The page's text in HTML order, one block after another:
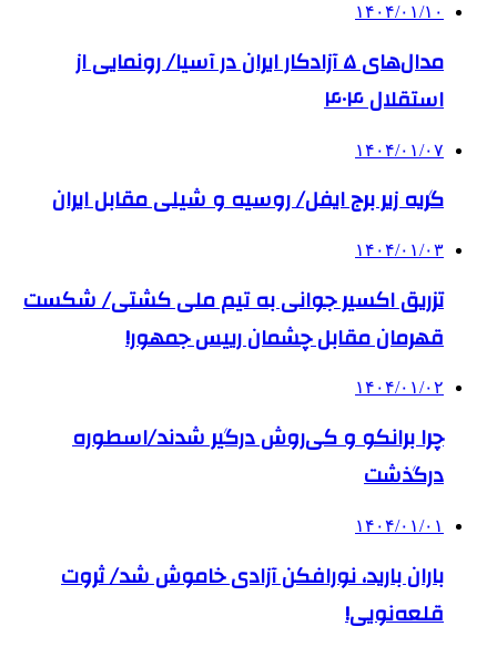
۱۴۰۴/۰۱/۱۰
مدال‌های ۵ آزادکار ایران در آسیا/ رونمایی از
استقلال ۴۰۴
۱۴۰۴/۰۱/۰۷
گریه زیر برج ایفل/ روسیه و شیلی مقابل ایران
۱۴۰۴/۰۱/۰۳
تزریق اکسیر جوانی به تیم ملی کشتی/ شکست
قهرمان مقابل چشمان رییس جمهور!
۱۴۰۴/۰۱/۰۲
چرا برانکو و کی‌روش درگیر شدند/اسطوره
درگذشت
۱۴۰۴/۰۱/۰۱
باران بارید، نورافکن آزادی خاموش شد/ ثروت
قلعه‌نویی!